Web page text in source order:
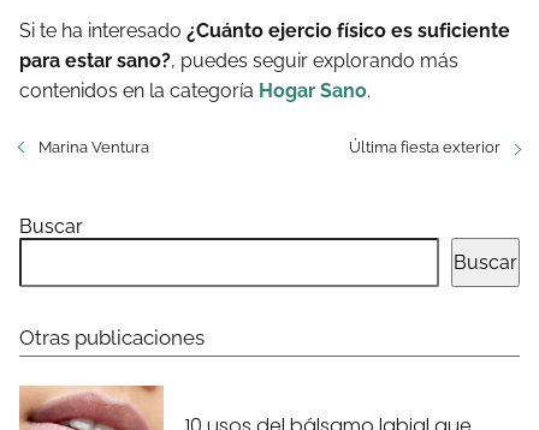
Si te ha interesado ¿Cuánto ejercio físico es suficiente
para estar sano?, puedes seguir explorando más
contenidos en la categoría Hogar Sano.
Marina Ventura Última fiesta exterior
Buscar
Buscar
Otras publicaciones